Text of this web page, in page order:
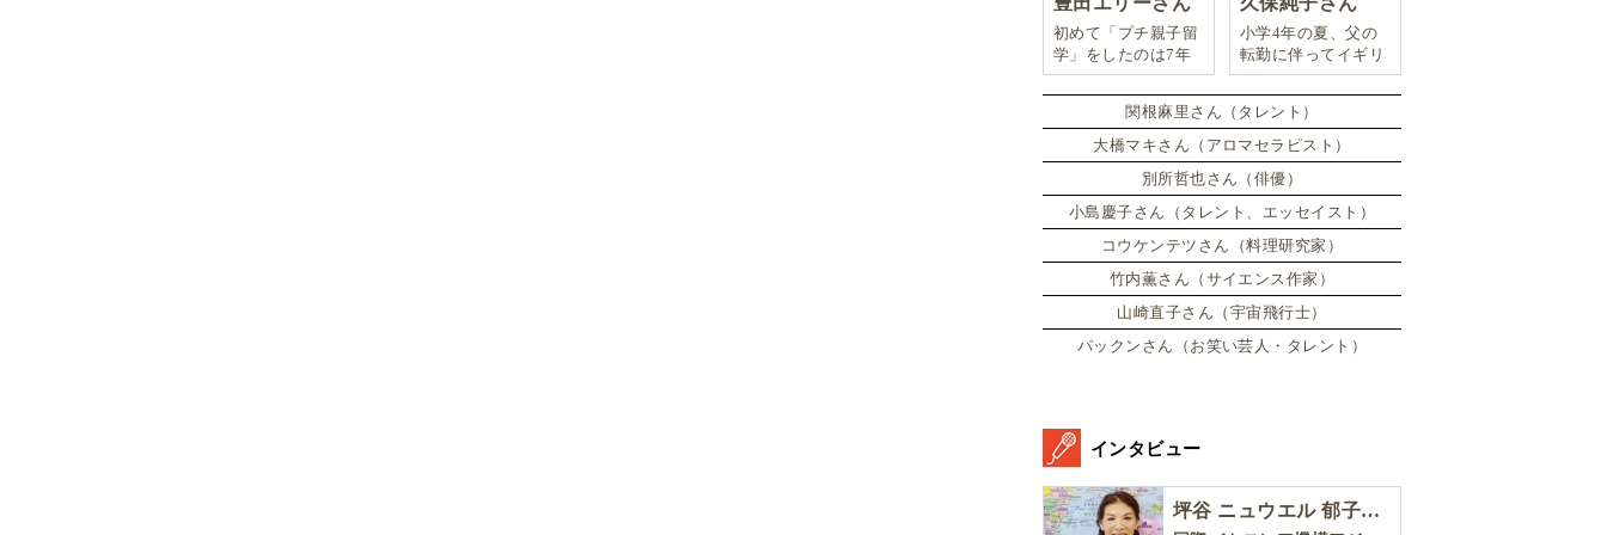
初めて「プチ親子留
学」をしたのは7年
前。娘は2週間ロン
ドンのサマースクー
ルに通い、英語劇に
挑戦したり、
小学4年の夏、父の
転勤に伴ってイギリ
スに引っ越した。
関根麻里さん（タレント）
大橋マキさん（アロマセラピスト）
別所哲也さん（俳優）
小島慶子さん（タレント、エッセイスト）
コウケンテツさん（料理研究家）
竹内薫さん（サイエンス作家）
山崎直子さん（宇宙飛行士）
パックンさん（お笑い芸人・タレント）
インタビュー
坪谷 ニュウエル 郁子さん［後編］